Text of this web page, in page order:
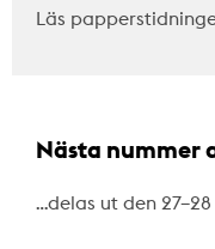
Läs
Nästa nummer
…delas ut den